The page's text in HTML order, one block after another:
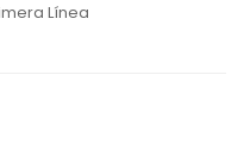
Línea